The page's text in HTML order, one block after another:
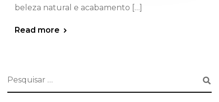
beleza natural e acabamento […]
Read more